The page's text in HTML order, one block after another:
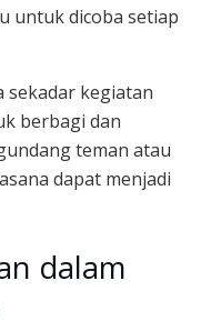
untuk dicoba setiap
sekadar kegiatan
berbagi dan
teman atau
dapat menjadi
dalam